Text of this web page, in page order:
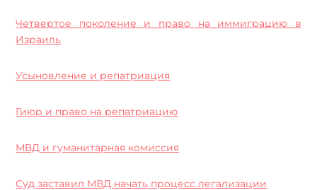
Четвертое поколение и право на иммиграцию в
Израиль
Усыновление и репатриация
Гиюр и право на репатриацию
МВД и гуманитарная комиссия
Суд заставил МВД начать процесс легализации